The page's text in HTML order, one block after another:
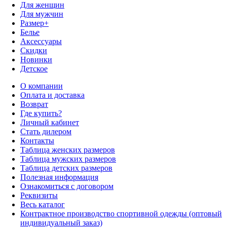
Для женщин
Для мужчин
Размер+
Белье
Аксессуары
Скидки
Новинки
Детское
О компании
Оплата и доставка
Возврат
Где купить?
Личный кабинет
Стать дилером
Контакты
Таблица женских размеров
Таблица мужских размеров
Таблица детских размеров
Полезная информация
Ознакомиться с договором
Реквизиты
Весь каталог
Контрактное производство спортивной одежды (оптовый
индивидуальный заказ)